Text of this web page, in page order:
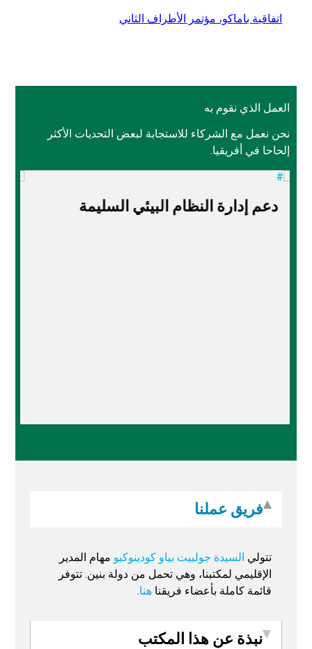
اتفاقية باماكو، مؤتمر الأطراف الثاني
العمل الذي نقوم به
نحن نعمل مع الشركاء للاستجابة لبعض التحديات الأكثر
إلحاحا في أفريقيا.
إشراك المجموعات الرئيسية وأصحاب
المصلحة
فريق عملنا
تتولي السيدة جولييت بياو كودينوكبو مهام المدير
الإقليمي لمكتبنا، وهي تحمل من دولة بنين. تتوفر
قائمة كاملة بأعضاء فريقنا هنا.
نبذة عن هذا المكتب